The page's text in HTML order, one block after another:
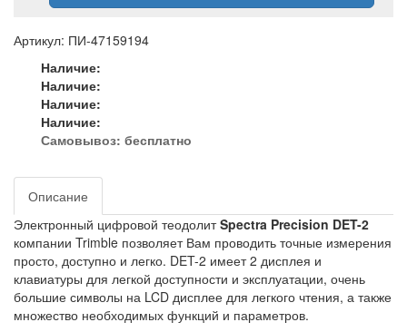
Артикул: ПИ-47159194
Наличие:
Наличие:
Наличие:
Наличие:
Самовывоз: бесплатно
Описание
Электронный цифровой теодолитSpectra Precision DET-2
компании Trimble позволяет Вам проводить точные измерения
просто, доступно и легко. DET-2 имеет 2 дисплея и
клавиатуры для легкой доступности и эксплуатации, очень
большие символы на LCD дисплее для легкого чтения, а также
множество необходимых функций и параметров.